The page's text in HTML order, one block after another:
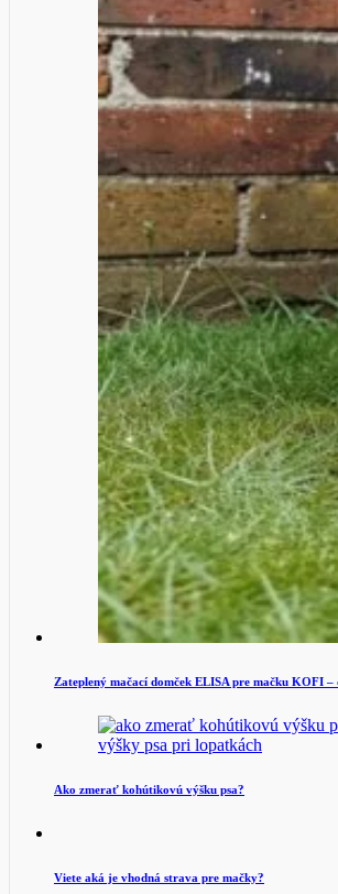
Zateplený mačací domček ELISA pre mačku KOFI
Ako zmerať kohútikovú výšku psa?
Viete aká je vhodná strava pre mačky?